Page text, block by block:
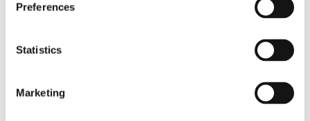
Preferences
Statistics
Marketing
anschließend zurück in den Heiztank. Aufgrund der
(Delta T°) maximal 3 °C. Das durch den OctoCore IF
Regenschauer-System